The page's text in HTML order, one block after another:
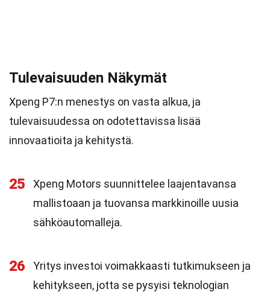
Tulevaisuuden Näkymät
Xpeng P7:n menestys on vasta alkua, ja
tulevaisuudessa on odotettavissa lisää
innovaatioita ja kehitystä.
25
Xpeng Motors suunnittelee laajentavansa
mallistoaan ja tuovansa markkinoille uusia
sähköautomalleja.
26
Yritys investoi voimakkaasti tutkimukseen ja
kehitykseen, jotta se pysyisi teknologian